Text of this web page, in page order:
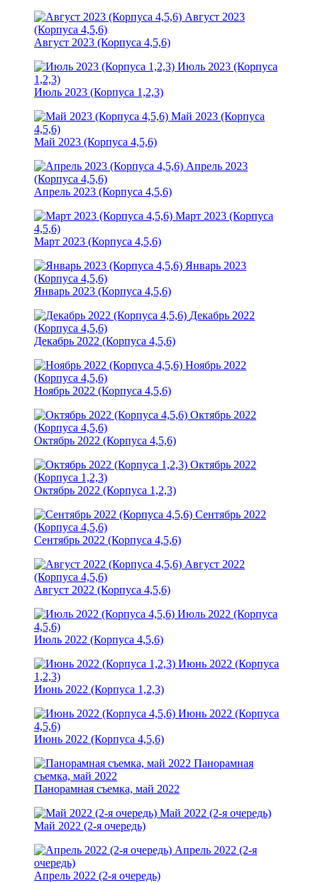
Август 2023
(Корпуса 4,5,6)
Август 2023 (Корпуса 4,5,6)
Июль 2023 (Корпуса
1,2,3)
Июль 2023 (Корпуса 1,2,3)
Май 2023 (Корпуса
4,5,6)
Май 2023 (Корпуса 4,5,6)
Апрель 2023
(Корпуса 4,5,6)
Апрель 2023 (Корпуса 4,5,6)
Март 2023 (Корпуса
4,5,6)
Март 2023 (Корпуса 4,5,6)
Январь 2023
(Корпуса 4,5,6)
Январь 2023 (Корпуса 4,5,6)
Декабрь 2022
(Корпуса 4,5,6)
Декабрь 2022 (Корпуса 4,5,6)
Ноябрь 2022
(Корпуса 4,5,6)
Ноябрь 2022 (Корпуса 4,5,6)
Октябрь 2022
(Корпуса 4,5,6)
Октябрь 2022 (Корпуса 4,5,6)
Октябрь 2022
(Корпуса 1,2,3)
Октябрь 2022 (Корпуса 1,2,3)
Сентябрь 2022
(Корпуса 4,5,6)
Сентябрь 2022 (Корпуса 4,5,6)
Август 2022
(Корпуса 4,5,6)
Август 2022 (Корпуса 4,5,6)
Июль 2022 (Корпуса
4,5,6)
Июль 2022 (Корпуса 4,5,6)
Июнь 2022 (Корпуса
1,2,3)
Июнь 2022 (Корпуса 1,2,3)
Июнь 2022 (Корпуса
4,5,6)
Июнь 2022 (Корпуса 4,5,6)
Панорамная
съемка, май 2022
Панорамная съемка, май 2022
Май 2022 (2-я очередь)
Май 2022 (2-я очередь)
Апрель 2022 (2-я
очередь)
Апрель 2022 (2-я очередь)